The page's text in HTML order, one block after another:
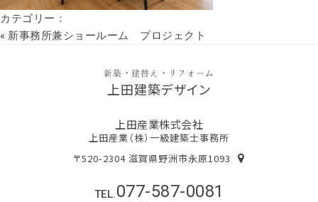
カテゴリー：
« 新事務所兼ショールーム プロジェクト
新築・建替え・リフォーム
上田建築デザイン
上田産業株式会社
上田産業（株）一級建築士事務所
〒520-2304 滋賀県野洲市永原1093
TEL.077-587-0081